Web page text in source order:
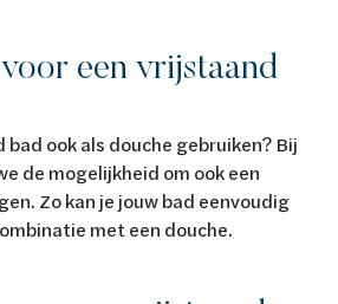
een vrijstaand
bad ook als douche gebruiken? Bij
de mogelijkheid om ook een
Zo kan je jouw bad eenvoudig
met een douche.